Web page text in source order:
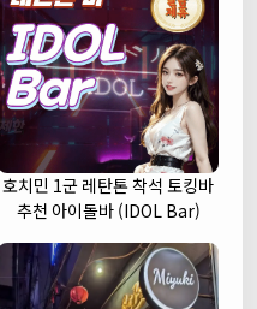
호치민 1군 레탄톤 착석 토킹바
추천 아이돌바 (IDOL Bar)